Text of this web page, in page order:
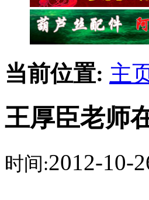
当前位置: 主
王厚臣老师
时间:2012-10-